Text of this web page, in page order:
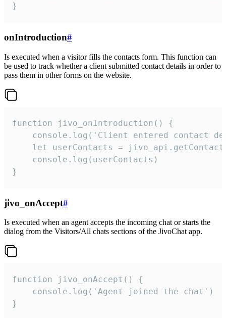
}
onIntroduction#
Is executed when a visitor fills the contacts form. This function can
be used to track whether a client submitted contact details in order to
pass them in other forms on the website.
function jivo_onIntroduction() {
console.log('Client entered contact
let userContacts =
    console.log(userContacts)
}
jivo_onAccept#
Is executed when an agent accepts the incoming chat or starts the
dialog from the Visitors/All chats sections of the JivoChat app.
function jivo_onAccept() {
}